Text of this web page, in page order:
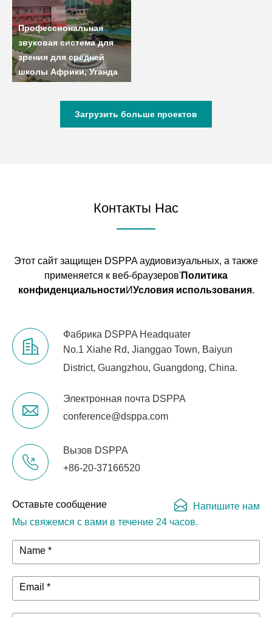
Профессиональная
звуковая система для
зрения для средней
школы Африки, Уганда
Загрузить больше проектов
Контакты Нас
Этот сайт защищен DSPPA аудиовизуальных, а также
применяется к веб-браузеров'Политика
конфиденциальностиИУсловия использования.
Фабрика DSPPA Headquater
No.1 Xiahe Rd, Jianggao Town, Baiyun
District, Guangzhou, Guangdong, China.
Электронная почта DSPPA
conference@dsppa.com
Вызов DSPPA
+86-20-37166520
Оставьте сообщение
Мы свяжемся с вами в течение 24 часов.
Напишите нам
Name *
Email *